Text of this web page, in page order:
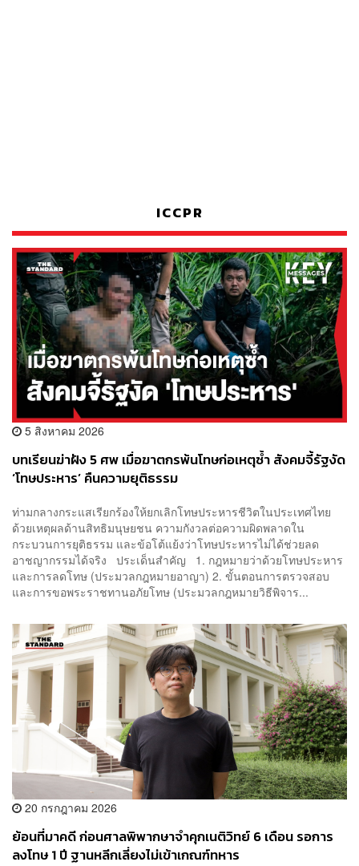
ICCPR
5 สิงหาคม 2026
บทเรียนฆ่าฝัง 5 ศพ เมื่อฆาตกรพ้นโทษก่อเหตุซ้ำ สังคมจี้รัฐงัด
‘โทษประหาร’ คืนความยุติธรรม
ท่ามกลางกระแสเรียกร้องให้ยกเลิกโทษประหารชีวิตในประเทศไทย
ด้วยเหตุผลด้านสิทธิมนุษยชน ความกังวลต่อความผิดพลาดใน
กระบวนการยุติธรรม และข้อโต้แย้งว่าโทษประหารไม่ได้ช่วยลด
อาชญากรรมได้จริง ประเด็นสำคัญ 1. กฎหมายว่าด้วยโทษประหาร
และการลดโทษ (ประมวลกฎหมายอาญา) 2. ขั้นตอนการตรวจสอบ
และการขอพระราชทานอภัยโทษ (ประมวลกฎหมายวิธีพิจาร...
20 กรกฎาคม 2026
ย้อนที่มาคดี ก่อนศาลพิพากษาจำคุกเนติวิทย์ 6 เดือน รอการ
ลงโทษ 1 ปี ฐานหลีกเลี่ยงไม่เข้าเกณฑ์ทหาร